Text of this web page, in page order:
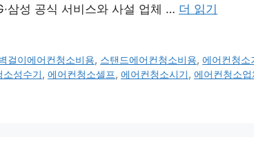
삼성 공식 서비스와 사설 업체 … 더 읽기
걸이에어컨청소비용, 스탠드에어컨청소비용,에어컨청소
소성수기, 에어컨청소셀프, 에어컨청소시기, 에어컨청소업